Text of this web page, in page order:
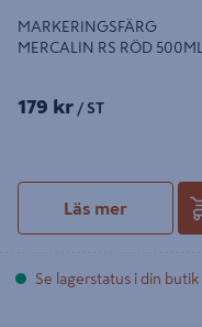
MARKERINGSFÄRG
MERCALIN RS RÖD 500ML
179 kr / ST
Läs mer
Se lagerstatus i din butik